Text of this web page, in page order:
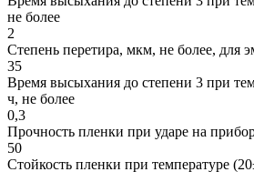
не более
2
Степень перетира, мкм, не более, для
35
Время высыхания до степени 3 при
ч, не более
0,3
Прочность пленки при ударе на
50
Стойкость пленки при температуре